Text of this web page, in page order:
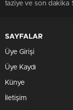
taziye ve son dakika
SAYFALAR
Üye Girişi
Üye Kaydı
Künye
İletişim